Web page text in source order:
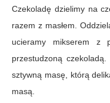
Czekoladę dzielimy na
razem z masłem.
ucieramy mikserem z
przestudzoną
sztywną masę, którą
masą.